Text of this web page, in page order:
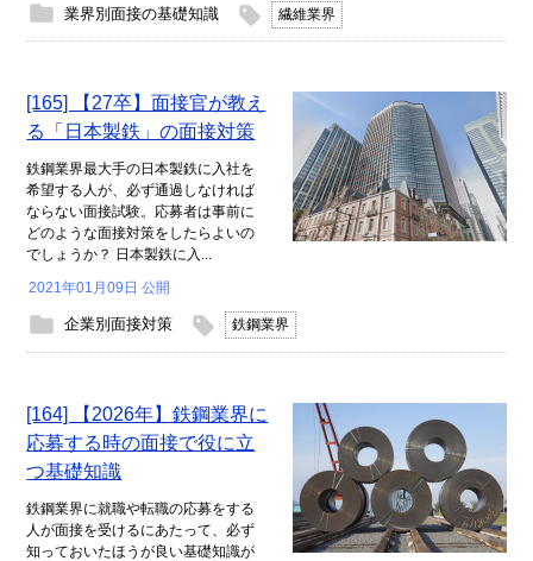
業界別面接の基礎知識 繊維業界
[165] 【27卒】面接官が教え
る「日本製鉄」の面接対策
鉄鋼業界最大手の日本製鉄に入社を
希望する人が、必ず通過しなければ
ならない面接試験。応募者は事前に
どのような面接対策をしたらよいの
でしょうか？ 日本製鉄に入...
2021年01月09日 公開
企業別面接対策 鉄鋼業界
[164] 【2026年】鉄鋼業界に
応募する時の面接で役に立
つ基礎知識
鉄鋼業界に就職や転職の応募をする
人が面接を受けるにあたって、必ず
知っておいたほうが良い基礎知識が